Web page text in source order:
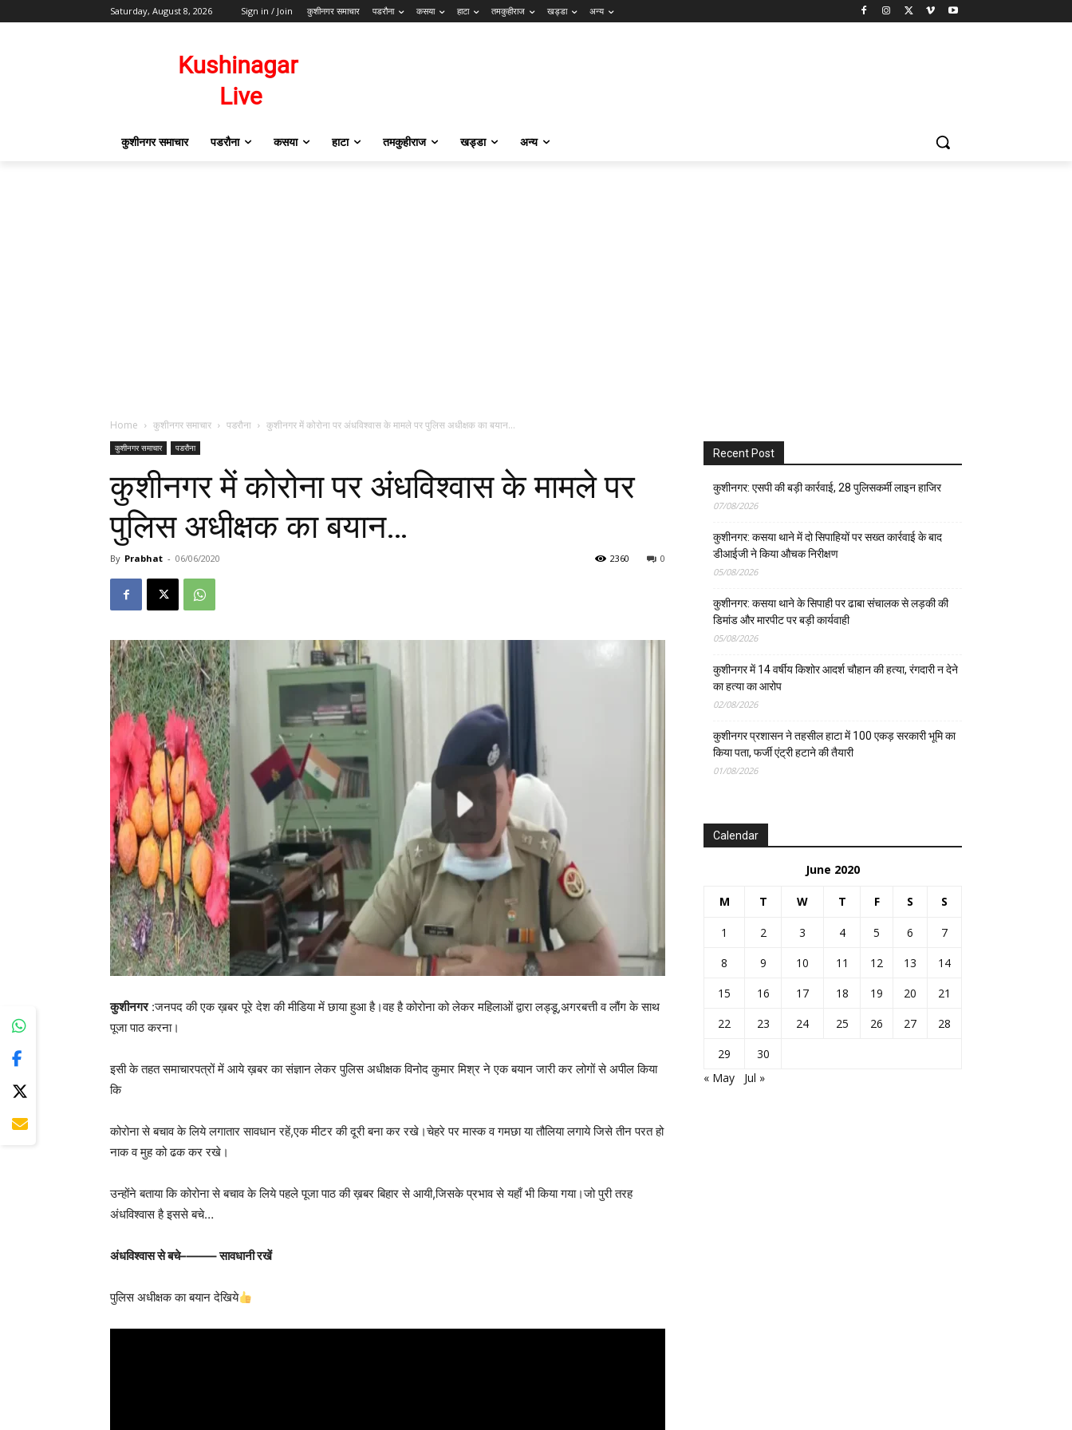
Saturday, August 8, 2026 Sign in / Join कुशीनगर समाचार पडरौना कसया हाटा तमकुहीराज खड्डा अन्य
कुशीनगर समाचार पडरौना कसया हाटा तमकुहीराज खड्डा अन्य
Home कुशीनगर समाचार पडरौना कुशीनगर में कोरोना पर अंधविश्वास के मामले पर पुलिस अधीक्षक का बयान…
कुशीनगर समाचार पडरौना
कुशीनगर में कोरोना पर अंधविश्वास के मामले पर
पुलिस अधीक्षक का बयान…
By Prabhat - 06/06/2020 0
2360
कुशीनगर:जनपद की एक ख़बर पूरे देश की मीडिया में छाया हुआ है।वह है कोरोना को लेकर महिलाओं द्वारा लड्डू,अगरबत्ती व लौंग के साथ
पूजा पाठ करना।
इसी के तहत समाचारपत्रों में आये ख़बर का संज्ञान लेकर पुलिस अधीक्षक विनोद कुमार मिश्र ने एक बयान जारी कर लोगों से अपील किया
कि
कोरोना से बचाव के लिये लगातार सावधान रहें,एक मीटर की दूरी बना कर रखे।चेहरे पर मास्क व गमछा या तौलिया लगाये जिसे तीन परत हो
नाक व मुह को ढक कर रखे।
उन्होंने बताया कि कोरोना से बचाव के लिये पहले पूजा पाठ की ख़बर बिहार से आयी,जिसके प्रभाव से यहाँ भी किया गया।जो पुरी तरह
अंधविश्वास है इससे बचे…
अंधविश्वास से बचे–——– सावधानी रखें
पुलिस अधीक्षक का बयान देखिये
Recent Post
कुशीनगर: एसपी की बड़ी कार्रवाई, 28 पुलिसकर्मी लाइन हाजिर
07/08/2026
कुशीनगर: कसया थाने में दो सिपाहियों पर सख्त कार्रवाई के बाद
डीआईजी ने किया औचक निरीक्षण
05/08/2026
कुशीनगर: कसया थाने के सिपाही पर ढाबा संचालक से लड़की की
डिमांड और मारपीट पर बड़ी कार्यवाही
05/08/2026
कुशीनगर में 14 वर्षीय किशोर आदर्श चौहान की हत्या, रंगदारी न देने
का हत्या का आरोप
02/08/2026
कुशीनगर प्रशासन ने तहसील हाटा में 100 एकड़ सरकारी भूमि का
किया पता, फर्जी एंट्री हटाने की तैयारी
01/08/2026
Calendar
June 2020
M T W T F S S
1 2 3 4 5 6
7
8
9 10 11 12 13
14
15
16 17 18 19 20
21
22
23 24 25 26 27
28
29
30
« May
Jul »